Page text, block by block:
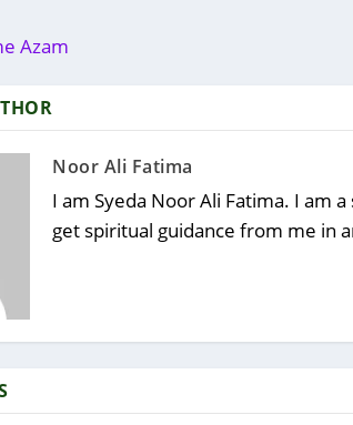
Azam
Noor Ali Fatima
I am Syeda Noor Ali Fatima. I am
get spiritual guidance from me in